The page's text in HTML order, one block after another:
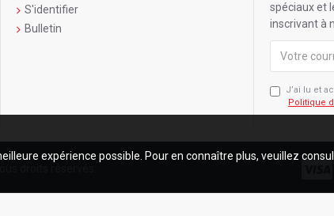
S'identifier
Bulletin
spéciaux et
inscrivant à
J’ai lu et
Politique
expérience possible. Pour en connaître plus, veuillez